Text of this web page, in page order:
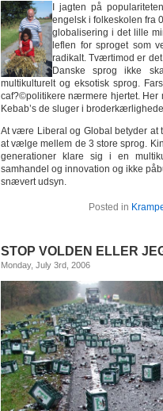
I jagten på
engelsk i folkeskolen fra
globalisering i det lille
leflen for sproget som
radikalt. Tværtimod er
Danske sprog ikke
multikulturelt og eksotisk sprog.
caf?©politikere nærmere hjertet.
Kebab’s de sluger i
At være Liberal og Global betyder at
at vælge mellem de 3 store sprog.
generationer klare sig i en
samhandel og innovation og ikke
snævert udsyn.
Posted in
STOP VOLDEN ELLER
Monday, July 3rd, 2006